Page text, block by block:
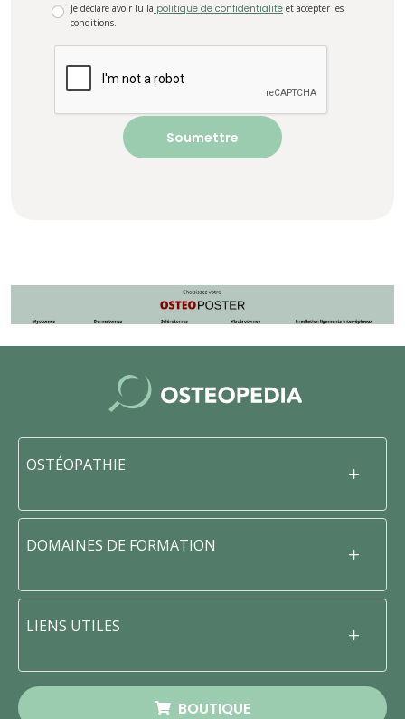
Je déclare avoir lu la politique de confidentialité et accepter les
conditions.
OSTÉOPATHIE
DOMAINES DE FORMATION
LIENS UTILES
BOUTIQUE